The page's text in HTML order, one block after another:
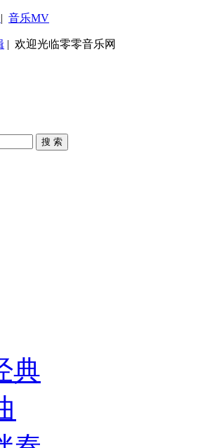
| 音乐MV
| 欢迎光临零零音乐网
搜 索
典